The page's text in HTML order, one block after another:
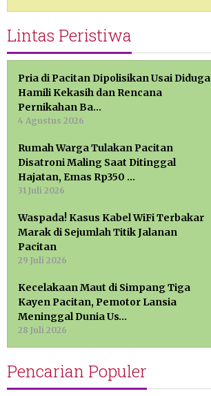
Lintas Peristiwa
Pria di Pacitan Dipolisikan Usai Diduga
Hamili Kekasih dan Rencana
Pernikahan Ba…
4 Agustus 2026
Rumah Warga Tulakan Pacitan
Disatroni Maling Saat Ditinggal
Hajatan, Emas Rp350 …
31 Juli 2026
Waspada! Kasus Kabel WiFi Terbakar
Marak di Sejumlah Titik Jalanan
Pacitan
29 Juli 2026
Kecelakaan Maut di Simpang Tiga
Kayen Pacitan, Pemotor Lansia
Meninggal Dunia Us…
28 Juli 2026
Pencarian Populer